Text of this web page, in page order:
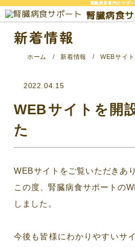
腎臓病食
腎臓病食専門のサポ
新着情報
ホーム 新着情報 WEBサイ
2022.04.15
WEBサイトを開
た
WEBサイトをご覧いただきあ
この度、腎臓病食サポートの
しました。
今後も皆様にわかりやすいサ